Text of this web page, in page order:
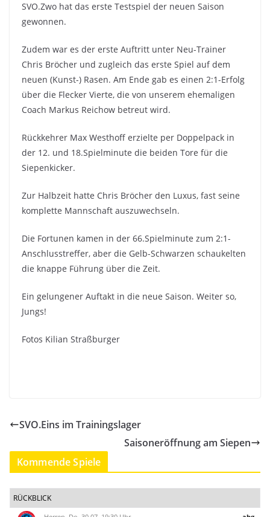
SVO.Zwo hat das erste Testspiel der neuen Saison
gewonnen.
Zudem war es der erste Auftritt unter Neu-Trainer
Chris Bröcher und zugleich das erste Spiel auf dem
neuen (Kunst-) Rasen. Am Ende gab es einen 2:1-Erfolg
über die Flecker Vierte, die von unserem ehemaligen
Coach Markus Reichow betreut wird.
Rückkehrer Max Westhoff erzielte per Doppelpack in
der 12. und 18.Spielminute die beiden Tore für die
Siepenkicker.
Zur Halbzeit hatte Chris Bröcher den Luxus, fast seine
komplette Mannschaft auszuwechseln.
Die Fortunen kamen in der 66.Spielminute zum 2:1-
Anschlusstreffer, aber die Gelb-Schwarzen schaukelten
die knappe Führung über die Zeit.
Ein gelungener Auftakt in die neue Saison. Weiter so,
Jungs!
Fotos Kilian Straßburger
SVO.Eins im Trainingslager
Saisoneröffnung am Siepen
Kommende Spiele
RÜCKBLICK